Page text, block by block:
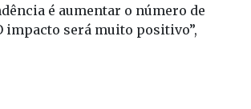
é aumentar o número de
impacto será muito positivo”,